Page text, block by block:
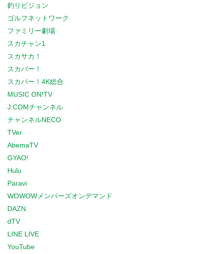
釣りビジョン
ゴルフネットワーク
ファミリー劇場
スカチャン1
スカサカ！
スカパー！
スカパー！4K総合
MUSIC ON!TV
J:COMチャンネル
チャンネルNECO
TVer
AbemaTV
GYAO!
Hulu
Paravi
WOWOWメンバーズオンデマンド
DAZN
dTV
LINE LIVE
YouTube